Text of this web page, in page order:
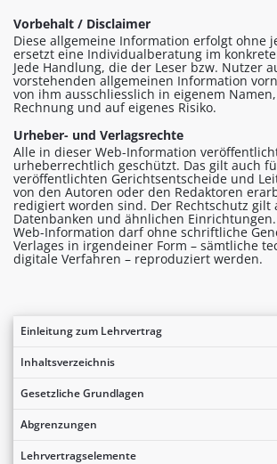
Einleitung zum Lehrvertrag
Inhaltsverzeichnis
Gesetzliche Grundlagen
Abgrenzungen
Lehrvertragselemente
Vorbehalt / Disclaimer
Diese allgemeine Information erfolgt ohne
ersetzt eine Individualberatung im
Jede Handlung, die der Leser bzw. Nutzer
vorstehenden allgemeinen Information
von ihm ausschliesslich in eigenem
Rechnung und auf eigenes Risiko.
Urheber- und Verlagsrechte
Alle in dieser Web-Information
urheberrechtlich geschützt. Das gilt auch
veröffentlichten Gerichtsentscheide und
von den Autoren oder den Redaktoren
redigiert worden sind. Der Rechtschutz gilt
Datenbanken und ähnlichen
Web-Information darf ohne schriftliche
Verlages in irgendeiner Form – sämtliche
digitale Verfahren – reproduziert werden.